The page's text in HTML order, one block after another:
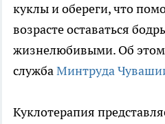
куклы и обереги, что
возрасте оставаться
жизнелюбивыми. Об этом
службаМинтруда
Куклотерапия